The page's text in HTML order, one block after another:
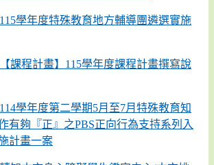
115學年度特殊教育地方輔導團遴選實施
【課程計畫】115學年度課程計畫撰寫說
114學年度第二學期5月至7月特殊教育知
有夠『正』之PBS正向行為支持系列入
計畫一案